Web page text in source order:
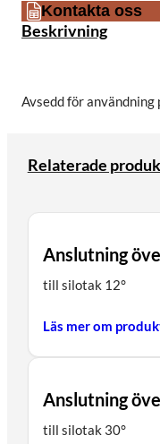
Kontakta oss
Beskrivning
Avsedd för användning
Relaterade
Anslutning
till silotak 12°
Läs mer om
Anslutning
till silotak 30°